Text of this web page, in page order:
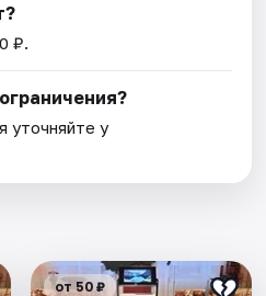
₽.
уточняйте у
от 50 ₽